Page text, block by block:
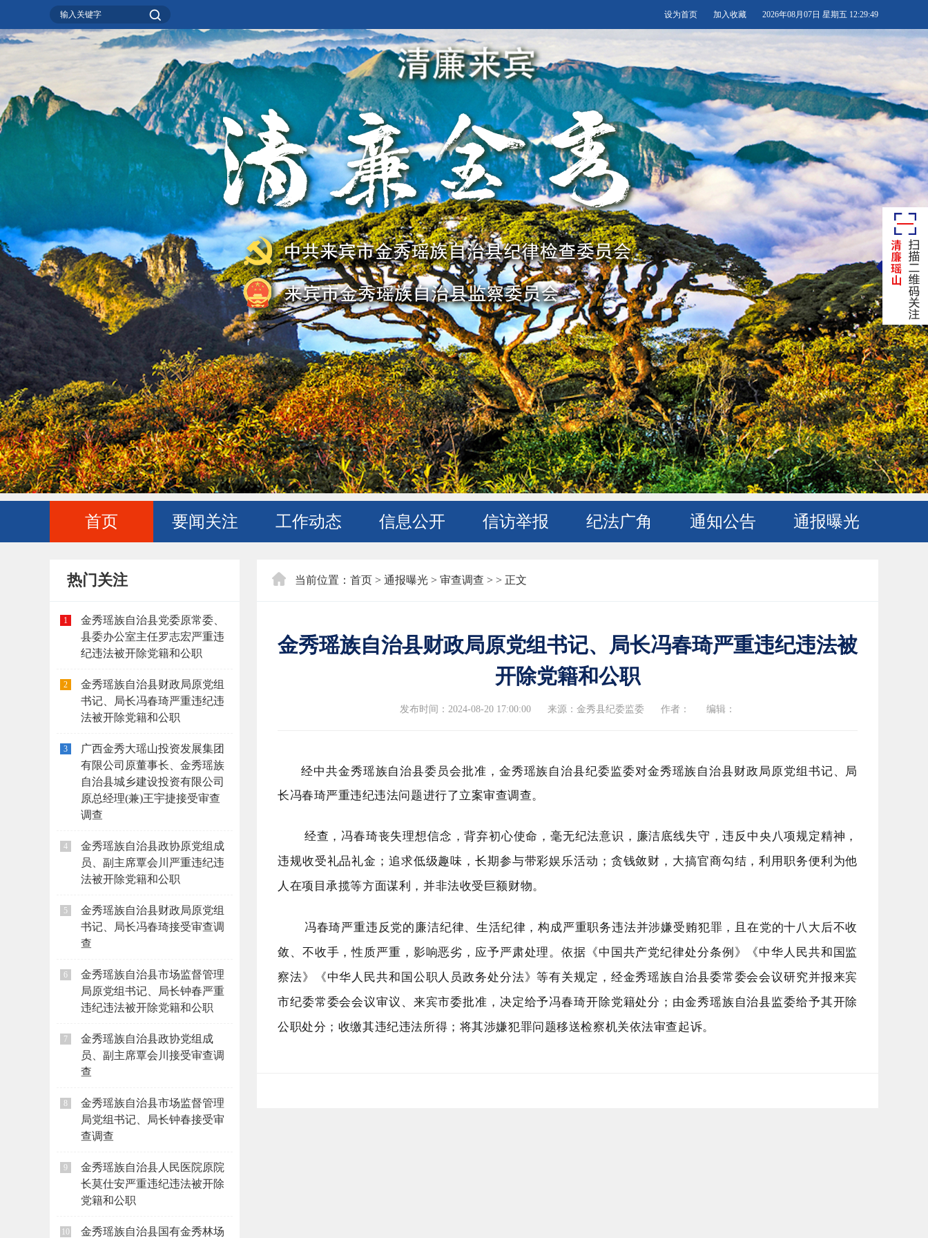
设为首页 加入收藏 2026年08月07日 星期五 12:29:50
首页 要闻关注 工作动态 信息公开 信访举报 纪法广角 通知公告 通报曝光
热门关注
1
金秀瑶族自治县党委原常委、
县委办公室主任罗志宏严重违
纪违法被开除党籍和公职
2
金秀瑶族自治县财政局原党组
书记、局长冯春琦严重违纪违
法被开除党籍和公职
3
广西金秀大瑶山投资发展集团
有限公司原董事长、金秀瑶族
自治县城乡建设投资有限公司
原总经理(兼)王宇捷接受审查
调查
4
金秀瑶族自治县政协原党组成
员、副主席覃会川严重违纪违
法被开除党籍和公职
5
金秀瑶族自治县财政局原党组
书记、局长冯春琦接受审查调
查
6
金秀瑶族自治县市场监督管理
局原党组书记、局长钟春严重
违纪违法被开除党籍和公职
7
金秀瑶族自治县政协党组成
员、副主席覃会川接受审查调
查
8
金秀瑶族自治县市场监督管理
局党组书记、局长钟春接受审
查调查
9
金秀瑶族自治县人民医院原院
长莫仕安严重违纪违法被开除
党籍和公职
10 金秀瑶族自治县国有金秀林场
当前位置： 首页 > 通报曝光 > 审查调查 > > 正文
金秀瑶族自治县财政局原党组书记、局长冯春琦严重违纪违法被
开除党籍和公职
发布时间：2024-08-20 17:00:00 来源：金秀县纪委监委 作者： 编辑：
经中共金秀瑶族自治县委员会批准，金秀瑶族自治县纪委监委对金秀瑶族自治县财政局原党组书记、局
长冯春琦严重违纪违法问题进行了立案审查调查。
经查，冯春琦丧失理想信念，背弃初心使命，毫无纪法意识，廉洁底线失守，违反中央八项规定精神，
违规收受礼品礼金；追求低级趣味，长期参与带彩娱乐活动；贪钱敛财 ，大搞官商勾结，利用职务便利为他
人在项目承揽等方面谋利 ， 并非法收受巨额财物。
冯春琦严重违反党的廉洁纪律、生活纪律，构成严重职务违法并涉嫌受贿犯罪，且在党的十八大后不收
敛、不收手，性质严重，影响恶劣，应予严肃处理。依据《中国共产党纪律处分条例》《中华人民共和国监
察法》《中华人民共和国公职人员政务处分法》等有关规定，经金秀瑶族自治县委常委会会议研究并报来宾
市纪委常委会会议审议、来宾市委批准，决定给予冯春琦开除党籍处分；由金秀瑶族自治县监委给予其开除
公职处分；收缴其违纪违法所得；将其涉嫌犯罪问题移送检察机关依法审查起诉。